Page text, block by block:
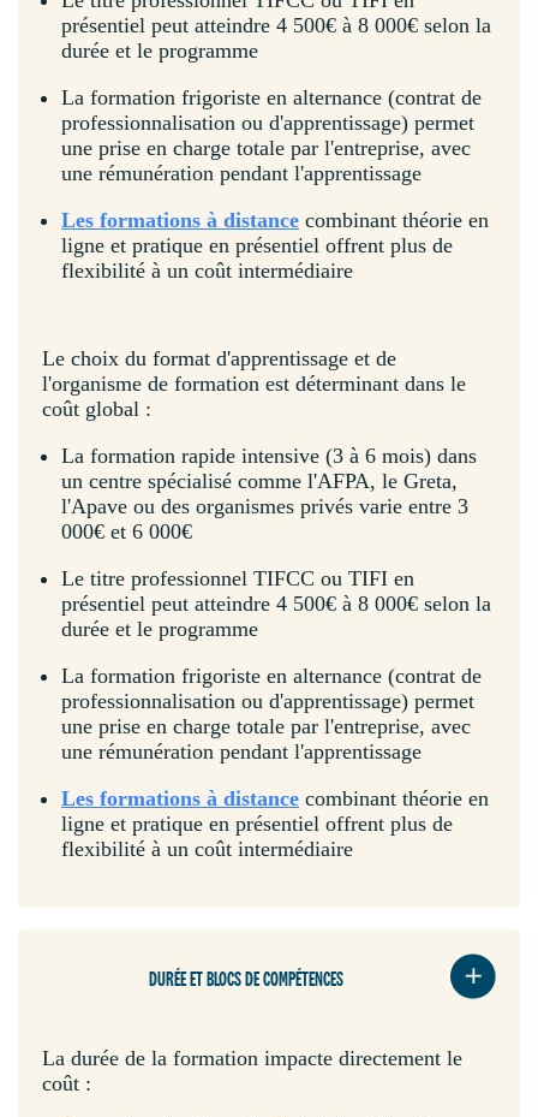
présentiel peut atteindre 4 500€ à 8 000€ selon la
durée et le programme
La formation frigoriste en alternance (contrat de
professionnalisation ou d'apprentissage) permet
une prise en charge totale par l'entreprise, avec
une rémunération pendant l'apprentissage
Les formations à distance combinant théorie en
ligne et pratique en présentiel offrent plus de
flexibilité à un coût intermédiaire
Le choix du format d'apprentissage et de
l'organisme de formation est déterminant dans le
coût global :
La formation rapide intensive (3 à 6 mois) dans
un centre spécialisé comme l'AFPA, le Greta,
l'Apave ou des organismes privés varie entre 3
000€ et 6 000€
Le titre professionnel TIFCC ou TIFI en
présentiel peut atteindre 4 500€ à 8 000€ selon la
durée et le programme
La formation frigoriste en alternance (contrat de
professionnalisation ou d'apprentissage) permet
une prise en charge totale par l'entreprise, avec
une rémunération pendant l'apprentissage
Les formations à distance combinant théorie en
ligne et pratique en présentiel offrent plus de
flexibilité à un coût intermédiaire
DURÉE ET BLOCS DE COMPÉTENCES
La durée de la formation impacte directement le
coût :